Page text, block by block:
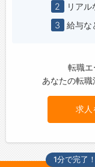
2
リア
3
給与な
転職
あなたの転職
求人
1分で完了！